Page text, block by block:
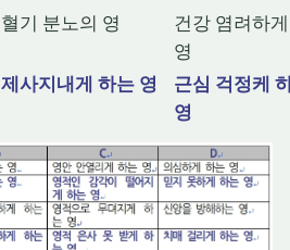
혈기 분노의 영
건강 염려하
영
제사지내게 하는 영
근심 걱정케
영